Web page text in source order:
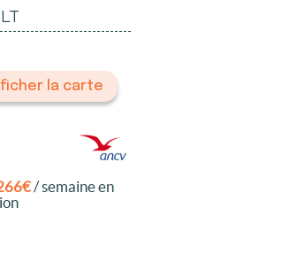
la carte
/ semaine en